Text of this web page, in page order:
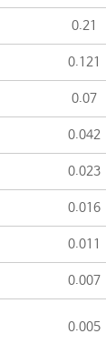
0.21
0.121
0.07
0.042
0.023
0.016
0.011
0.007
0.005